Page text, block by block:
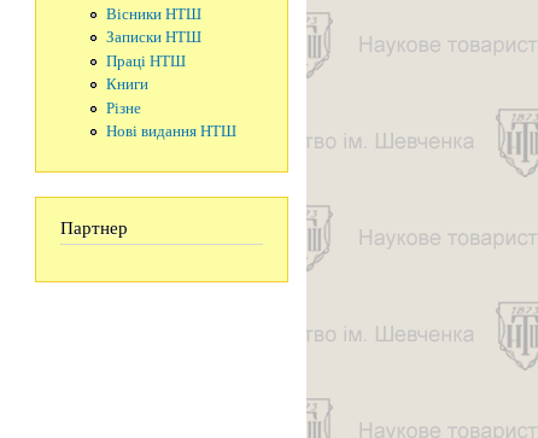
Вісники НТШ
Записки НТШ
Праці НТШ
Книги
Різне
Нові видання НТШ
Партнер